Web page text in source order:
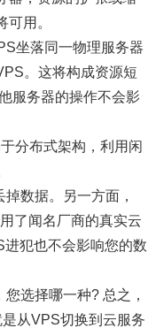
用。
坐落同一物理服务器
。这将构成资源短
服务器的操作不会影
分布式架构，利用闲
数据。另一方面，
了闻名厂商的真实云
犯也不会影响您的数
选择哪一种? 总之，
从VPS切换到云服务